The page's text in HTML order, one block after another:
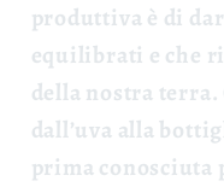
produttiva è di
equilibrati e che
della nostra terra.
dall’uva alla
prima conosciuta